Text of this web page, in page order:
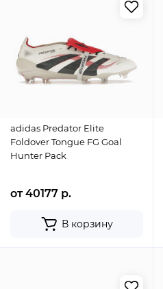
adidas Predator Elite
Foldover Tongue FG Goal
Hunter Pack
от 40177 р.
В корзину